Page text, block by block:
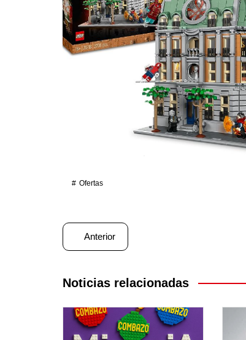
Ofertas
Navegación
de
entradas
Anterior
Noticias relacionadas